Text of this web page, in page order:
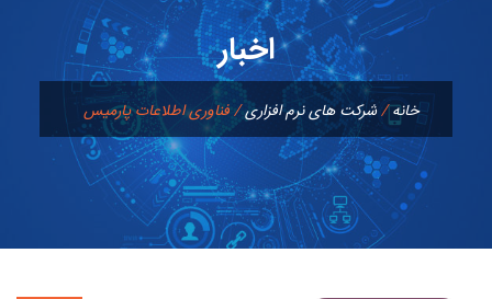
اخبار
خانه/شرکت های نرم افزاری/فناوری اطلاعات پارمیس